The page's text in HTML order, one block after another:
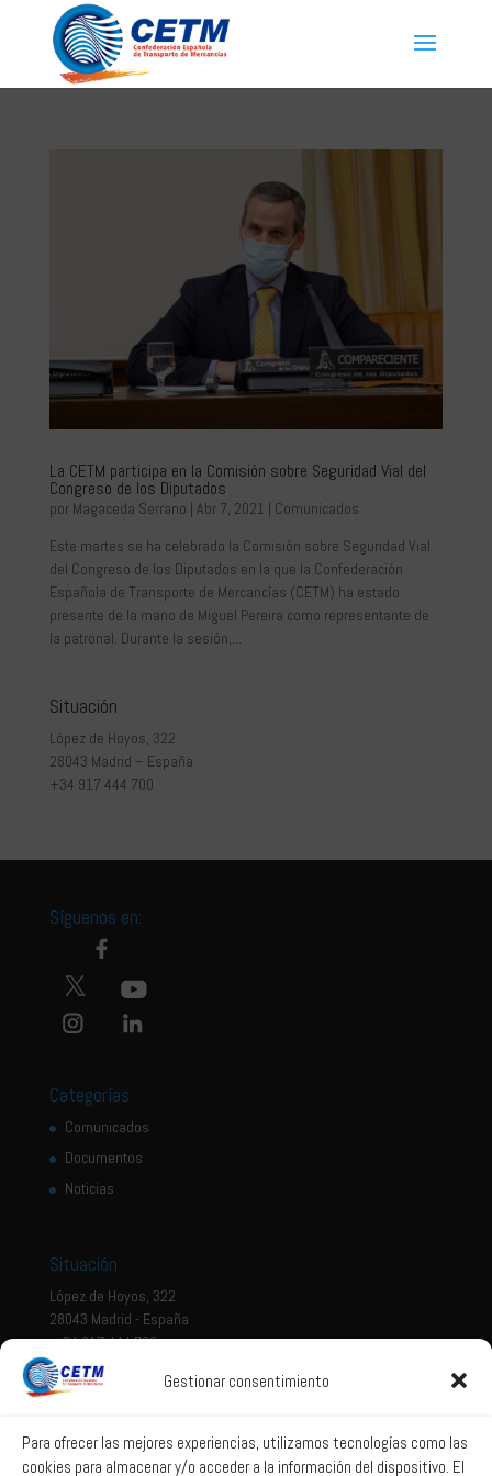
Gestionar consentimiento
Para ofrecer las mejores experiencias, utilizamos tecnologías como las
cookies para almacenar y/o acceder a la información del dispositivo. El
La CETM participa en la Comisión sobre Seguridad Vial del
Congreso de los Diputados
por Magaceda Serrano Abr 7, 2021
Comunicados
Este martes se ha celebrado la Comisión sobre Seguridad Vial
del Congreso de los Diputados en la que la Confederación
Española de Transporte de Mercancías (CETM) ha estado
presente de la mano de Miguel Pereira como representante de
la patronal. Durante la sesión,...
Situación
López de Hoyos, 322
28043 Madrid – España
+34 917 444 700
Síguenos en:
Categorías
Comunicados
Documentos
Noticias
Situación
López de Hoyos, 322
28043 Madrid - España
+ 34 917 444 700
Aviso legal
Política de privacidad